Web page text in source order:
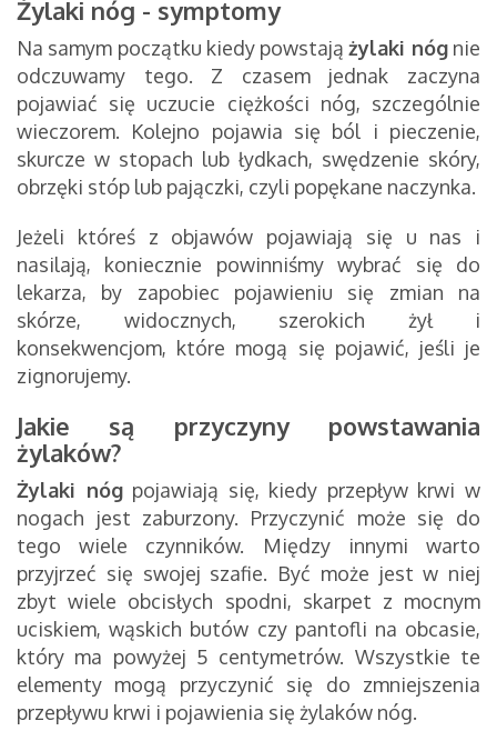
Żylaki nóg - symptomy
Na samym początku kiedy powstajążylaki nógnie
odczuwamy tego. Z czasem jednak zaczyna
pojawiać się uczucie ciężkości nóg, szczególnie
wieczorem. Kolejno pojawia się ból i pieczenie,
skurcze w stopach lub łydkach, swędzenie skóry,
obrzęki stóp lub pajączki, czyli popękane naczynka.
Jeżeli któreś z objawów pojawiają się u nas i
nasilają, koniecznie powinniśmy wybrać się do
lekarza, by zapobiec pojawieniu się zmian na
skórze, widocznych, szerokich żył i
konsekwencjom, które mogą się pojawić, jeśli je
zignorujemy.
Jakie są przyczyny powstawania
żylaków?
Żylaki nógpojawiają się, kiedy przepływ krwi w
nogach jest zaburzony. Przyczynić może się do
tego wiele czynników. Między innymi warto
przyjrzeć się swojej szafie. Być może jest w niej
zbyt wiele obcisłych spodni, skarpet z mocnym
uciskiem, wąskich butów czy pantofli na obcasie,
który ma powyżej 5 centymetrów. Wszystkie te
elementy mogą przyczynić się do zmniejszenia
przepływu krwi i pojawienia się żylaków nóg.